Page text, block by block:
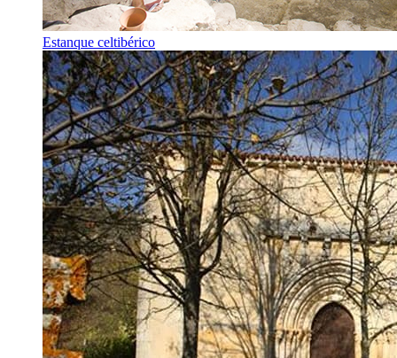
Estanque celtibérico